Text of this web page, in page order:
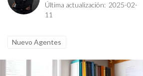
Última actualización: 2025-02-
11
Nuevo Agentes